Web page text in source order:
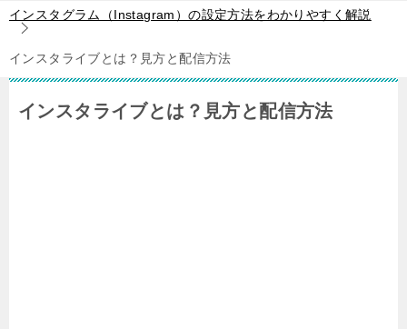
インスタグラム（Instagram）の設定方法をわかりやすく解説
インスタライブとは？見方と配信方法
インスタライブとは？見方と配信方法